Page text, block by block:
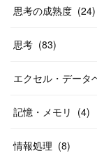
思考の成熟度 (24)
思考 (83)
エクセル・データ
記憶・メモリ (4)
情報処理 (8)